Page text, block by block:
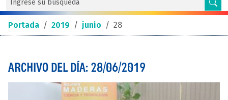
Portada / 2019 / junio / 28
ARCHIVO DEL DÍA: 28/06/2019